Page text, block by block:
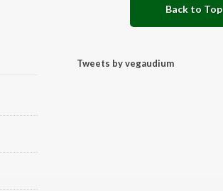
Back to Top
Tweets by vegaudium